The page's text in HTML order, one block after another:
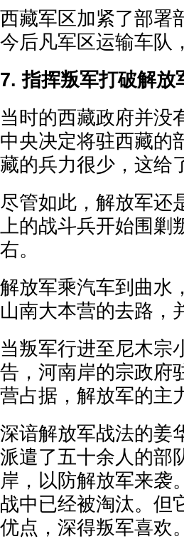
西藏军区加紧了部署
今后凡军区运输车队
7. 指挥叛军打破解放
当时的西藏政府并没
中央决定将驻西藏的
藏的兵力很少，这给
尽管如此，解放军还
上的战斗兵开始围剿
右。
解放军乘汽车到曲水
山南大本营的去路，
当叛军行进至尼木宗
告，河南岸的宗政府
营占据，解放军的主
深谙解放军战法的姜
派遣了五十余人的部
岸，以防解放军来袭
战中已经被淘汰。但
优点，深得叛军喜欢。